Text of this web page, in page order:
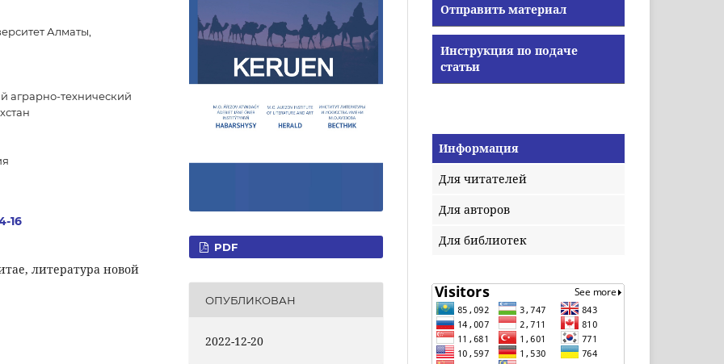
Алматы,
аграрно-технический
16
литература новой
PDF
ОПУБЛИКОВАН
2022-12-20
Отправить материал
Инструкция по подаче
статьи
Информация
Для читателей
Для авторов
Для библиотек